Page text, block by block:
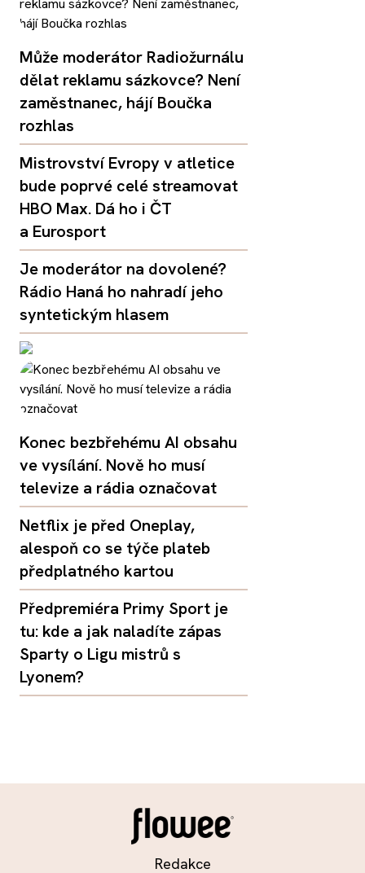
Může moderátor Radiožurnálu
dělat reklamu sázkovce? Není
zaměstnanec, hájí Boučka
rozhlas
Mistrovství Evropy v atletice
bude poprvé celé streamovat
HBO Max. Dá ho i ČT
a Eurosport
Je moderátor na dovolené?
Rádio Haná ho nahradí jeho
syntetickým hlasem
Konec bezbřehému AI obsahu
ve vysílání. Nově ho musí
televize a rádia označovat
Netflix je před Oneplay,
alespoň co se týče plateb
předplatného kartou
Předpremiéra Primy Sport je
tu: kde a jak naladíte zápas
Sparty o Ligu mistrů s
Lyonem?
Redakce